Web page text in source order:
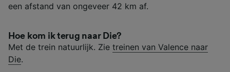
een afstand van ongeveer 42 km af.
Hoe kom ik terug naar Die?
Met de trein natuurlijk. Zie treinen van Valence naar
Die.